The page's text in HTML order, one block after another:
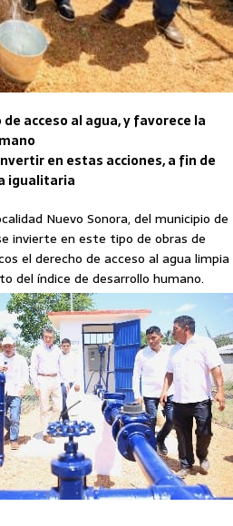
acceso al agua, y favorece la
en estas acciones, a fin de
igualitaria
Nuevo Sonora, del municipio de
invierte en este tipo de obras de
el derecho de acceso al agua limpia
del índice de desarrollo humano.